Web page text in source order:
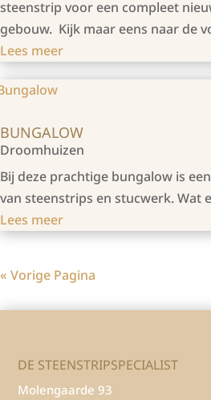
steenstrip voor een compleet
gebouw. Kijk maar eens naar de
Lees meer
BUNGALOW
Droomhuizen
Bij deze prachtige bungalow is
van steenstrips en stucwerk. Wat
Lees meer
« Vorige Pagina
DE STEENSTRIPSPECIALIST
Molengaarde 93